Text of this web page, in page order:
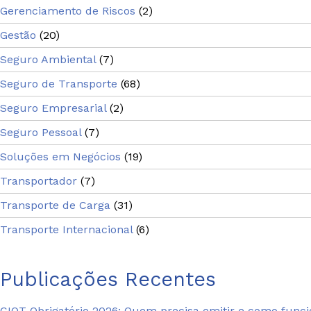
Gerenciamento de Riscos (2)
Gestão (20)
Seguro Ambiental(7)
Seguro de Transporte (68)
Seguro Empresarial(2)
Seguro Pessoal(7)
Soluções em Negócios (19)
Transportador (7)
Transporte de Carga (31)
Transporte Internacional(6)
Publicações Recentes